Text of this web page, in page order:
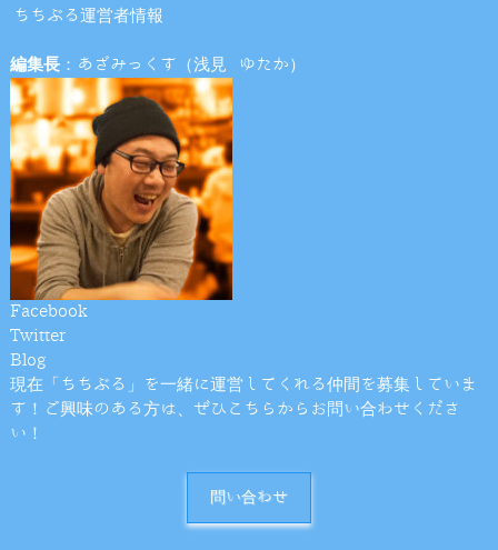
ちちぶる運営者情報
編集長：あざみっくす（浅見 ゆたか）
Facebook
Twitter
Blog
現在「ちちぶる」を一緒に運営してくれる仲間を募集していま
す！ご興味のある方は、ぜひこちらからお問い合わせくださ
い！
問い合わせ